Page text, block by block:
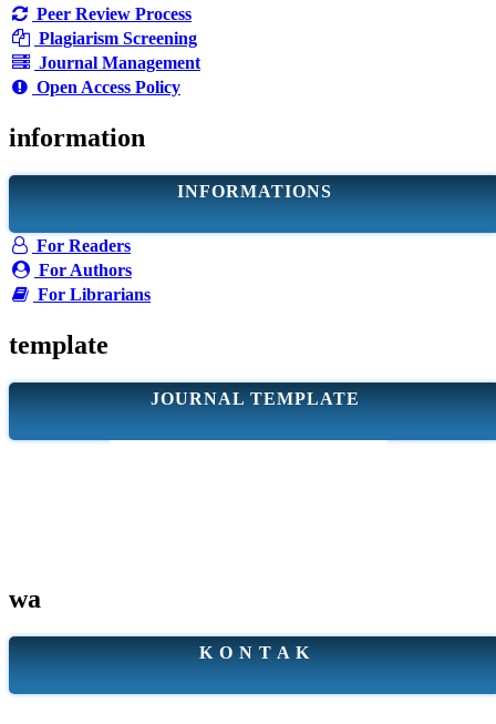
Peer Review Process
Plagiarism Screening
Journal Management
Open Access Policy
information
INFORMATIONS
For Readers
For Authors
For Librarians
template
JOURNAL TEMPLATE
wa
K O N T A K